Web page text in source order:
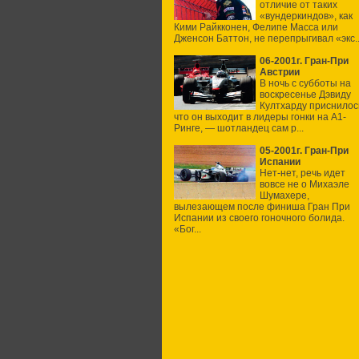
отличие от таких
«вундеркиндов», как
Кими Райкконен, Фелипе Масса или
Дженсон Баттон, не перепрыгивал
06-2001г. Гран-При
Австрии
В ночь с субботы на
воскресенье Дэвиду
Култхарду
что он выходит в лидеры гонки на А1-
Ринге, — шотландец сам р...
05-2001г. Гран-При
Испании
Нет-нет, речь идет
вовсе не о Михаэле
Шумахере,
вылезающем после финиша Гран При
Испании из своего гоночного болида.
«Бог...